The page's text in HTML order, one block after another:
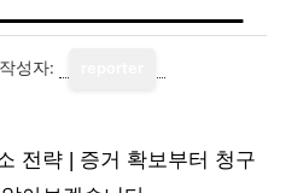
작성자:
전략 | 증거 확보부터 청구